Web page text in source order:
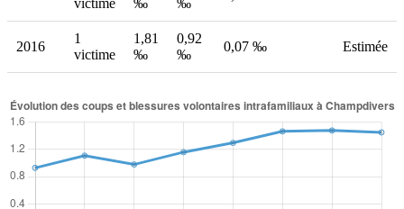
victime ‰ ‰
2016
1
victime
1,81
‰
0,92
‰
0,07 ‰ Estimée